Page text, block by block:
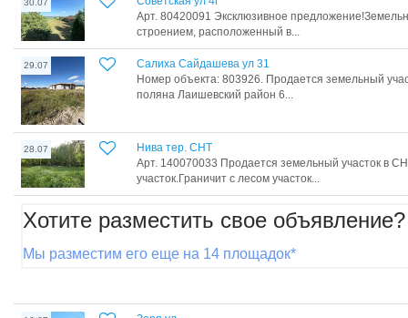
30.07
Арт. 80420091 Эксклюзивное
строением, расположенный в...
29.07
Салиха Сайдашева ул 31
Номер объекта: 803926. Продается земельный
поляна Лаишевский район 6...
28.07
Нива тер. СНТ
Арт. 140070033 Продается земельный участок в
участок.Граничит с лесом участок...
Хотите разместить свое объявление?
Мы разместим его еще на 14 площадок*